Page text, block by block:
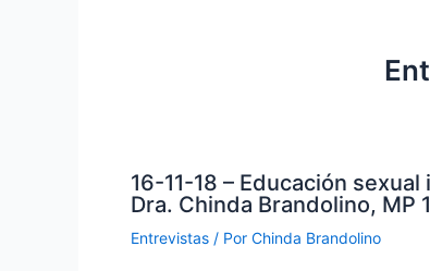
16-11-18 – Educación sexual
Dra. Chinda Brandolino, MP
Entrevistas / Por Chinda Brandolino